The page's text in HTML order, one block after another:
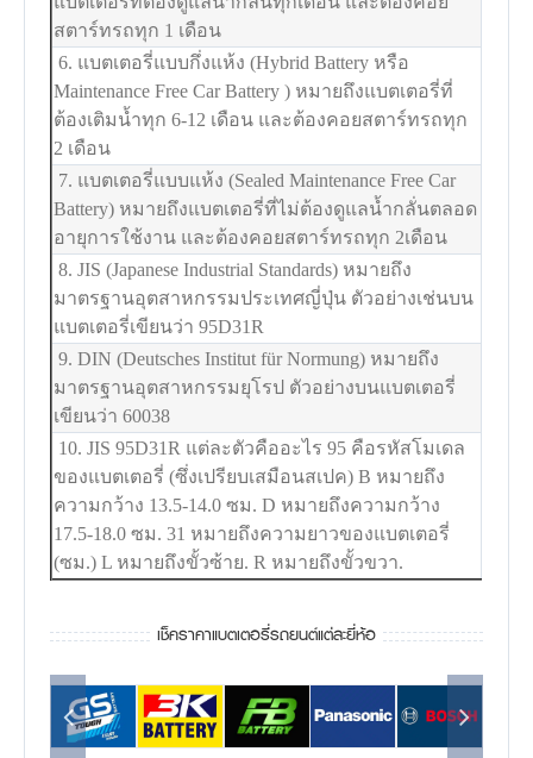
สตาร์ทรถทุก 1 เดือน
6. แบตเตอรี่แบบกึ่งแห้ง (Hybrid Battery หรือ
Maintenance Free Car Battery ) หมายถึงแบตเตอรี่ที่
ต้องเติมน้ำทุก 6-12 เดือน และต้องคอยสตาร์ทรถทุก
2 เดือน
7. แบตเตอรี่แบบแห้ง (Sealed Maintenance Free Car
Battery) หมายถึงแบตเตอรี่ที่ไม่ต้องดูแลน้ำกลั่นตลอด
อายุการใช้งาน และต้องคอยสตาร์ทรถทุก 2เดือน
8. JIS (Japanese Industrial Standards) หมายถึง
มาตรฐานอุตสาหกรรมประเทศญี่ปุ่น ตัวอย่างเช่นบน
แบตเตอรี่เขียนว่า 95D31R
9. DIN (Deutsches Institut für Normung) หมายถึง
มาตรฐานอุตสาหกรรมยุโรป ตัวอย่างบนแบตเตอรี่
เขียนว่า 60038
10. JIS 95D31R แต่ละตัวคืออะไร 95 คือรหัสโมเดล
ของแบตเตอรี่ (ซึ่งเปรียบเสมือนสเปค) B หมายถึง
ความกว้าง 13.5-14.0 ซม. D หมายถึงความกว้าง
17.5-18.0 ซม. 31 หมายถึงความยาวของแบตเตอรี่
(ซม.) L หมายถึงขั้วซ้าย. R หมายถึงขั้วขวา.
เช็คราคาแบตเตอรี่รถยนต์แต่ละยี่ห้อ